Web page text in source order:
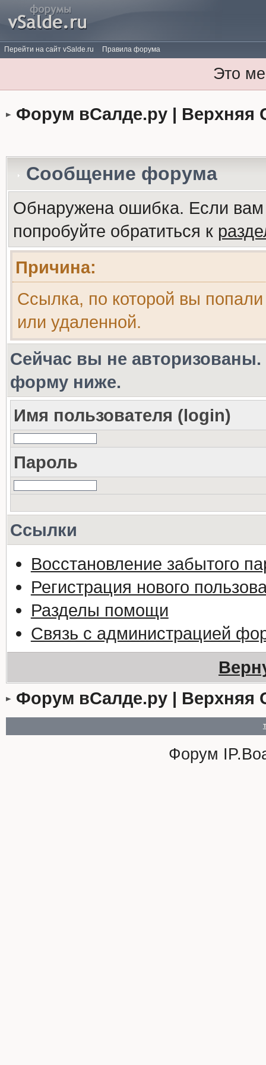
Перейти на сайт vSalde.ru Правила форума
Это
Форум вСалде.ру | Верхняя
Сообщение форума
Обнаружена ошибка. Если
попробуйте обратиться к
Причина:
Ссылка, по которой вы
или удаленной.
Сейчас вы не авторизованы.
форму ниже.
Имя пользователя (login)
Пароль
Ссылки
Восстановление забытого
Регистрация нового
Разделы помощи
Связь с администрацией
Форум вСалде.ру | Верхняя
Форум